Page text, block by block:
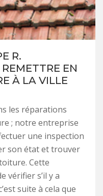
R.
EN
À LA VILLE
les réparations
; notre entreprise
une inspection
son état et trouver
Cette
vérifier s’il y a
suite à cela que